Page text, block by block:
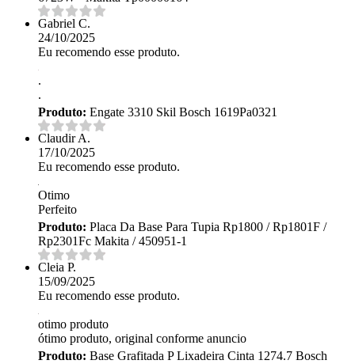
Gabriel C.
24/10/2025
Eu recomendo esse produto.
.
.
Produto: Engate 3310 Skil Bosch 1619Pa0321
Claudir A.
17/10/2025
Eu recomendo esse produto.
Otimo
Perfeito
Produto: Placa Da Base Para Tupia Rp1800 / Rp1801F /
Rp2301Fc Makita / 450951-1
Cleia P.
15/09/2025
Eu recomendo esse produto.
otimo produto
ótimo produto, original conforme anuncio
Produto: Base Grafitada P Lixadeira Cinta 1274.7 Bosch